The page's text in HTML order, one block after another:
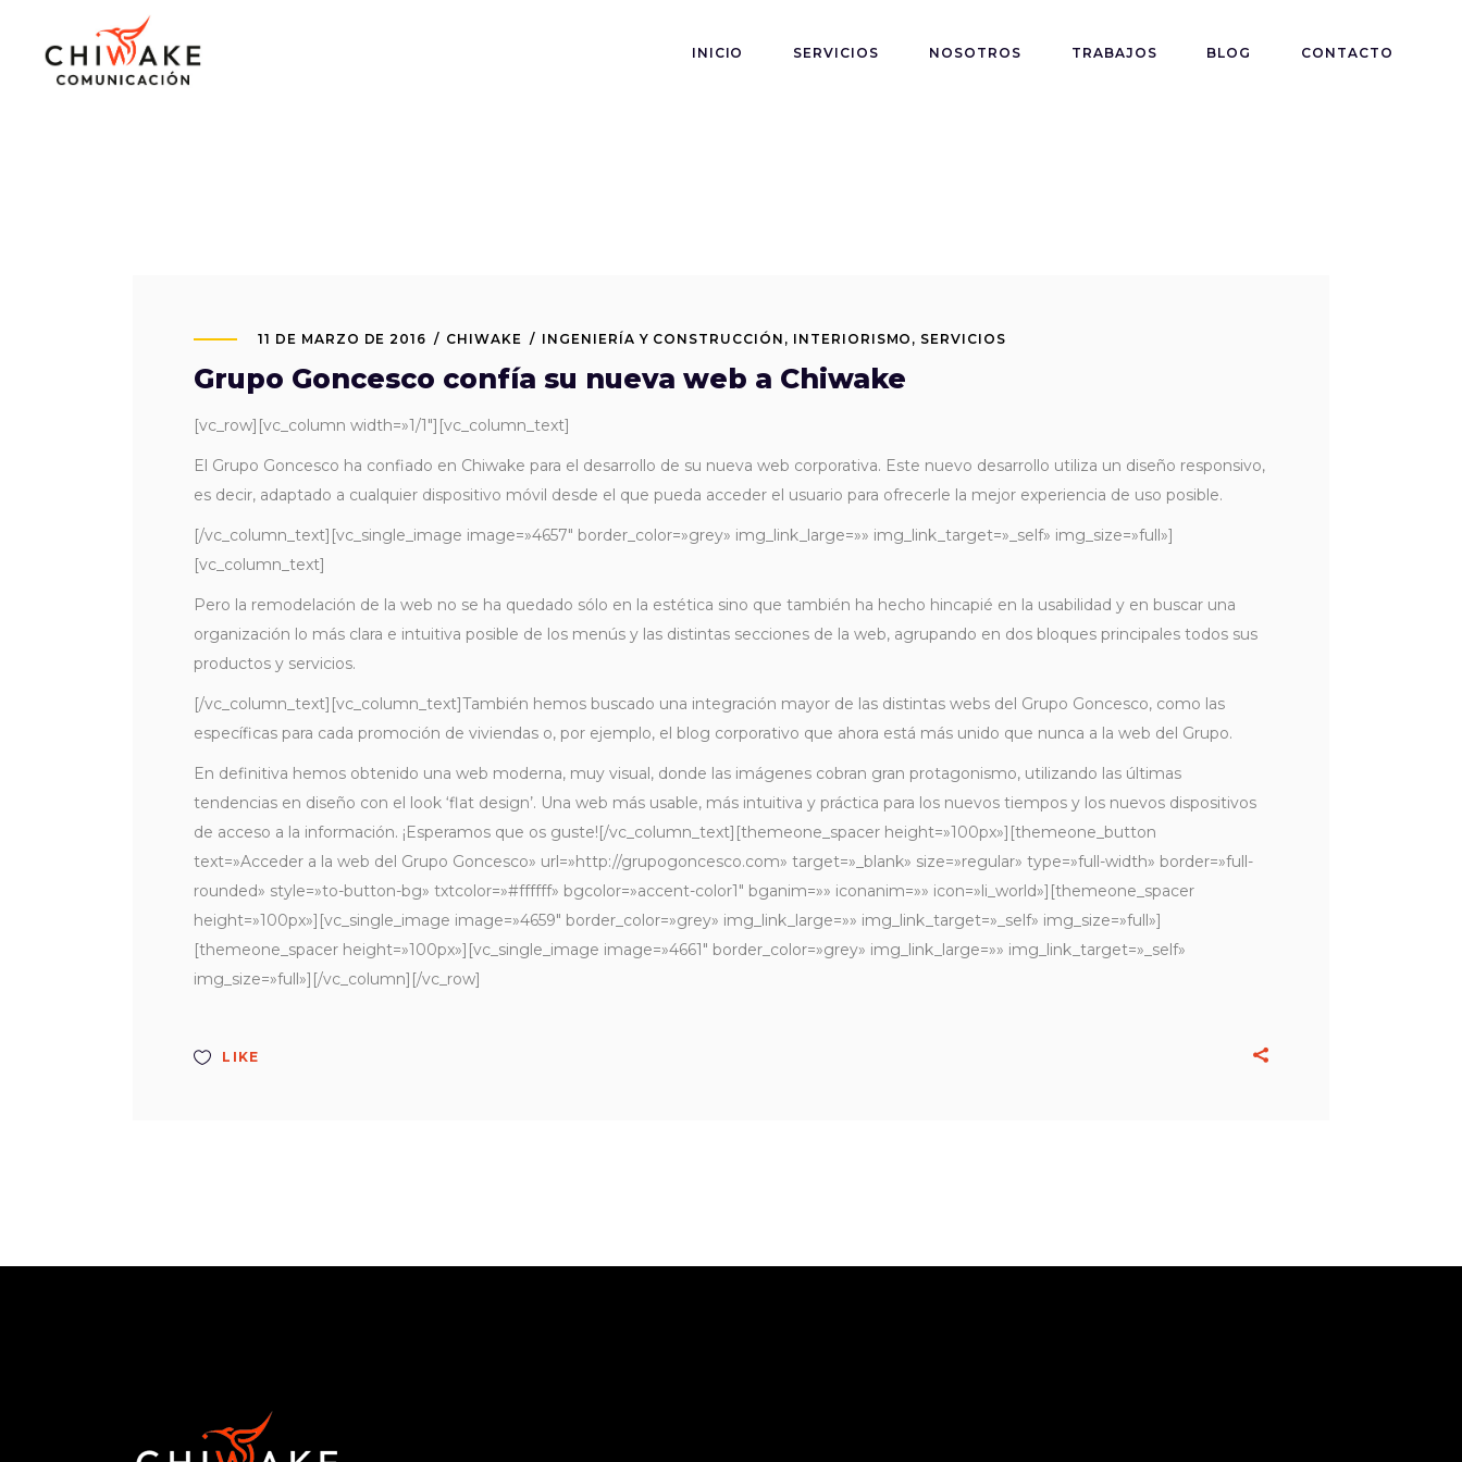
INICIO SERVICIOS NOSOTROS TRABAJOS BLOG CONTACTO
11 DE MARZO DE 2016 CHIWAKE INGENIERÍA Y CONSTRUCCIÓN , INTERIORISMO , SERVICIOS
Grupo Goncesco confía su nueva web a Chiwake
[vc_row][vc_column width=»1/1″][vc_column_text]
El Grupo Goncesco ha confiado en Chiwake para el desarrollo de su nueva web corporativa. Este nuevo desarrollo utiliza un diseño responsivo,
es decir, adaptado a cualquier dispositivo móvil desde el que pueda acceder el usuario para ofrecerle la mejor experiencia de uso posible.
[/vc_column_text][vc_single_image image=»4657″ border_color=»grey» img_link_large=»» img_link_target=»_self» img_size=»full»]
[vc_column_text]
Pero la remodelación de la web no se ha quedado sólo en la estética sino que también ha hecho hincapié en la usabilidad y en buscar una
organización lo más clara e intuitiva posible de los menús y las distintas secciones de la web, agrupando en dos bloques principales todos sus
productos y servicios.
[/vc_column_text][vc_column_text]También hemos buscado una integración mayor de las distintas webs del Grupo Goncesco, como las
específicas para cada promoción de viviendas o, por ejemplo, el blog corporativo que ahora está más unido que nunca a la web del Grupo.
En definitiva hemos obtenido una web moderna, muy visual, donde las imágenes cobran gran protagonismo, utilizando las últimas
tendencias en diseño con el look ‘flat design’. Una web más usable, más intuitiva y práctica para los nuevos tiempos y los nuevos dispositivos
de acceso a la información. ¡Esperamos que os guste![/vc_column_text][themeone_spacer height=»100px»][themeone_button
text=»Acceder a la web del Grupo Goncesco» url=»http://grupogoncesco.com» target=»_blank» size=»regular» type=»full-width» border=»full-
rounded» style=»to-button-bg» txtcolor=»#ffffff» bgcolor=»accent-color1″ bganim=»» iconanim=»» icon=»li_world»][themeone_spacer
height=»100px»][vc_single_image image=»4659″ border_color=»grey» img_link_large=»» img_link_target=»_self» img_size=»full»]
[themeone_spacer height=»100px»][vc_single_image image=»4661″ border_color=»grey» img_link_large=»» img_link_target=»_self»
img_size=»full»][/vc_column][/vc_row]
LIKE